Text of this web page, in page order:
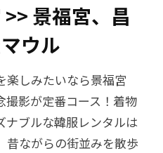
景福宮、昌
ウル
楽しみたいなら景福宮
撮影が定番コース！着物
ナブルな韓服レンタルは
昔ながらの街並みを散歩